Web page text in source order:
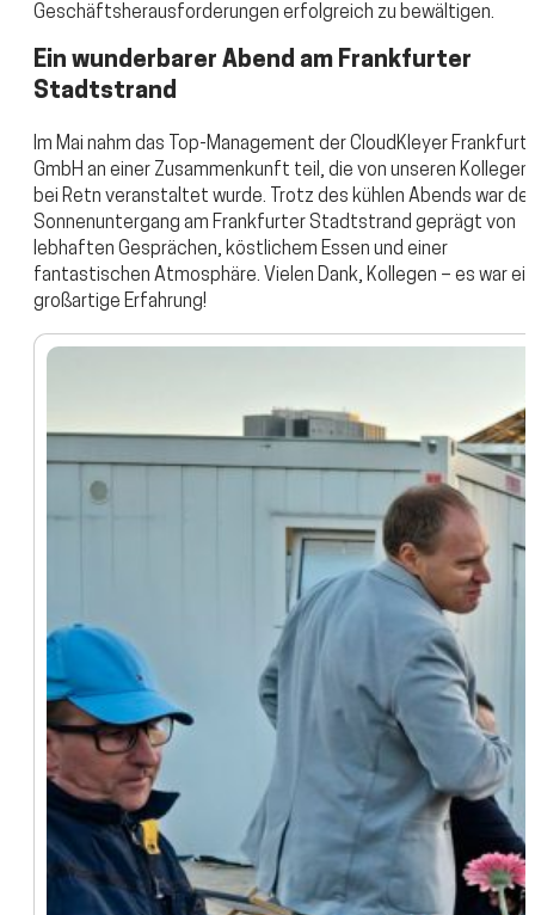
Geschäftsherausforderungen erfolgreich zu bewältigen.
Ein wunderbarer Abend am Frankfurter
Stadtstrand
Im Mai nahm das Top-Management der CloudKleyer Frankfurt
GmbH an einer Zusammenkunft teil, die von unseren Kollegen
bei Retn veranstaltet wurde. Trotz des kühlen Abends war der
Sonnenuntergang am Frankfurter Stadtstrand geprägt von
lebhaften Gesprächen, köstlichem Essen und einer
fantastischen Atmosphäre. Vielen Dank, Kollegen – es war
großartige Erfahrung!